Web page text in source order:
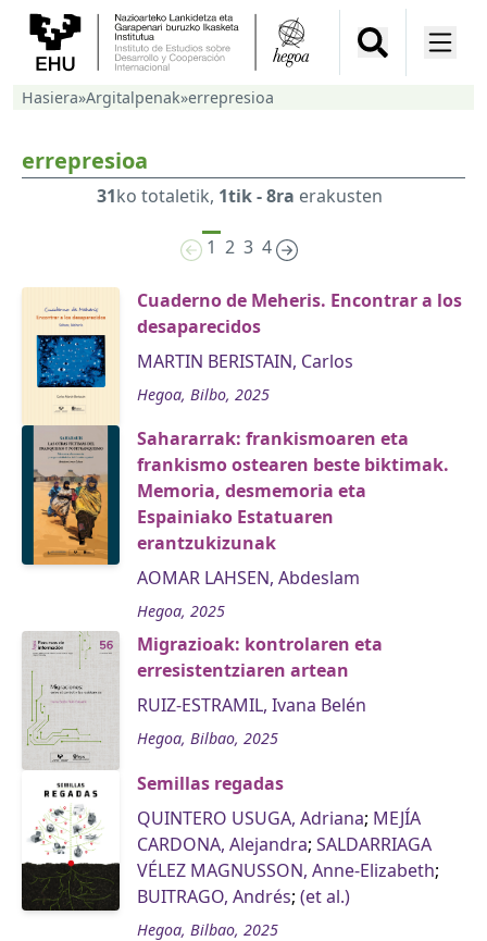
Hasiera»Argitalpenak»errepresioa
errepresioa
31ko totaletik, 1tik - 8ra erakusten
1 2 3 4
Cuaderno de Meheris. Encontrar a los
desaparecidos
MARTIN BERISTAIN, Carlos
Hegoa, Bilbo, 2025
Sahararrak: frankismoaren eta
frankismo ostearen beste biktimak.
Memoria, desmemoria eta
Espainiako Estatuaren
erantzukizunak
AOMAR LAHSEN, Abdeslam
Hegoa, 2025
Migrazioak: kontrolaren eta
erresistentziaren artean
RUIZ-ESTRAMIL, Ivana Belén
Hegoa, Bilbao, 2025
Semillas regadas
QUINTERO USUGA, Adriana; MEJÍA
CARDONA, Alejandra; SALDARRIAGA
VÉLEZ MAGNUSSON, Anne-Elizabeth;
BUITRAGO, Andrés; (et al.)
Hegoa, Bilbao, 2025